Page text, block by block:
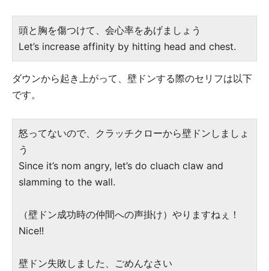
頭と胸を傷つけて、会心率をあげましょう
Let’s increase affinity by hitting head and chest.
ダウンから起き上がって、壁ドンする際のセリフは以下
です。
怒ってないので、クラッチクローから壁ドンしましょ
う
Since it’s nom angry, let’s do cluach claw and
slamming to the wall.
（壁ドン成功時の仲間への声掛け）やりますねぇ！
Nice!!
壁ドン失敗しました、ごめんなさい